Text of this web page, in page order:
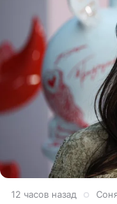
12 часов назад